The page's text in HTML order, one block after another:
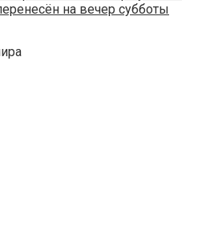
на вечер субботы